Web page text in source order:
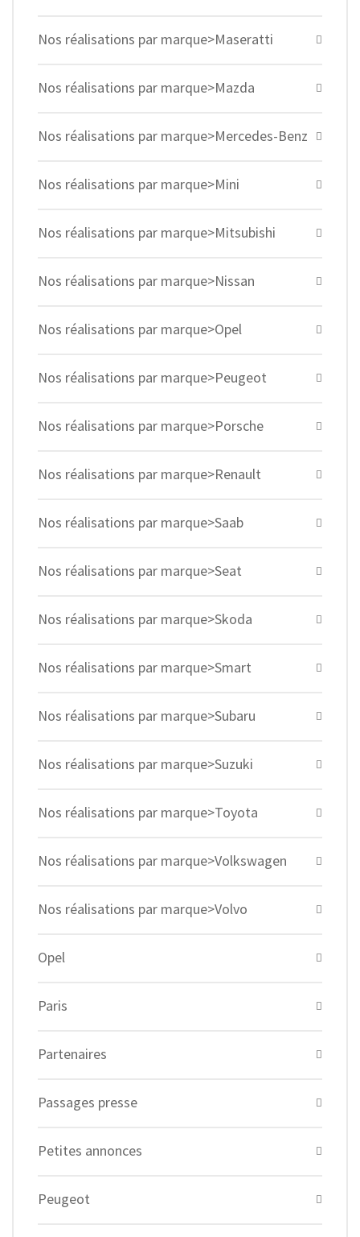
Nos réalisations par marque>Maseratti
Nos réalisations par marque>Mazda
Nos réalisations par marque>Mercedes-Benz
Nos réalisations par marque>Mini
Nos réalisations par marque>Mitsubishi
Nos réalisations par marque>Nissan
Nos réalisations par marque>Opel
Nos réalisations par marque>Peugeot
Nos réalisations par marque>Porsche
Nos réalisations par marque>Renault
Nos réalisations par marque>Saab
Nos réalisations par marque>Seat
Nos réalisations par marque>Skoda
Nos réalisations par marque>Smart
Nos réalisations par marque>Subaru
Nos réalisations par marque>Suzuki
Nos réalisations par marque>Toyota
Nos réalisations par marque>Volkswagen
Nos réalisations par marque>Volvo
Opel
Paris
Partenaires
Passages presse
Petites annonces
Peugeot